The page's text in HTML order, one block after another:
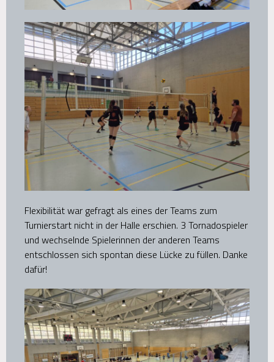
Flexibilität war gefragt als eines der Teams zum
Turnierstart nicht in der Halle erschien. 3 Tornadospieler
und wechselnde Spielerinnen der anderen Teams
entschlossen sich spontan diese Lücke zu füllen. Danke
dafür!